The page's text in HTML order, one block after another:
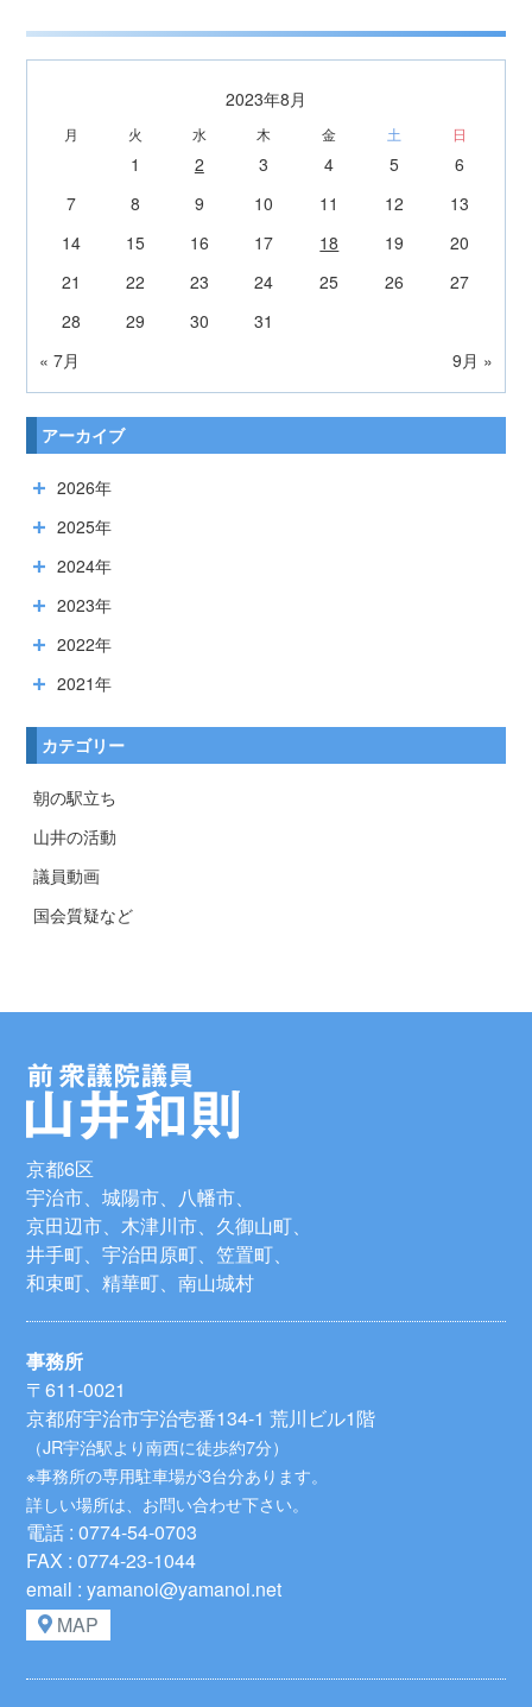
2023年8月
月 火 水 木 金 土 日
« 7月 9月 »
1 2 3 4 5
6
7
8 9 10 11 12
13
14
15 16 17 18 19
20
21
22 23 24 25 26
27
28
29 30 31
アーカイブ
2026年
2025年
2024年
2023年
2022年
2021年
カテゴリー
朝の駅立ち
山井の活動
議員動画
国会質疑など
京都6区
宇治市、城陽市、八幡市、
京田辺市、木津川市、久御山町、
井手町、宇治田原町、笠置町、
和束町、精華町、南山城村
事務所
〒611-0021
京都府宇治市宇治壱番134-1 荒川ビル1階
（JR宇治駅より南西に徒歩約7分）
※事務所の専用駐車場が3台分あります。
詳しい場所は、お問い合わせ下さい。
電話 : 0774-54-0703
FAX : 0774-23-1044
email : yamanoi@yamanoi.net
MAP